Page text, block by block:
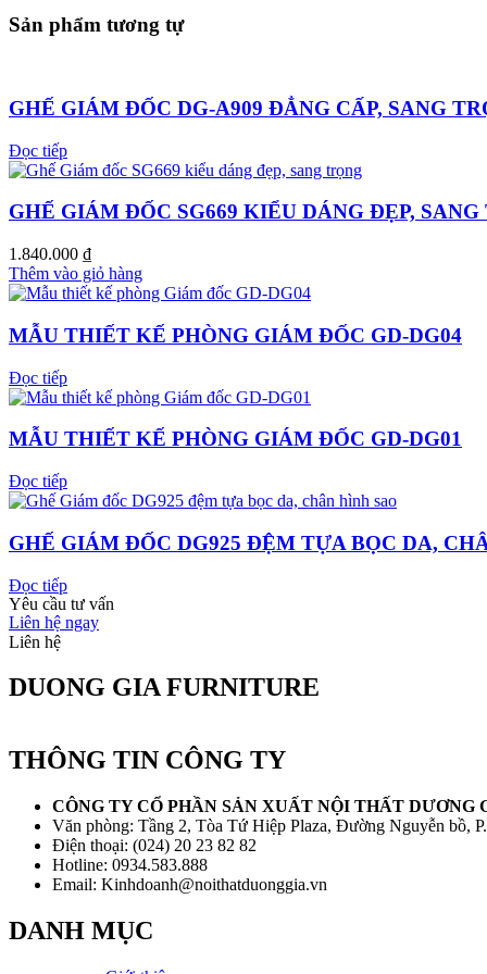
Sản phẩm tương tự
GHẾ GIÁM ĐỐC DG-A909 ĐẲNG CẤP, SANG
Đọc tiếp
GHẾ GIÁM ĐỐC SG669 KIỂU DÁNG ĐẸP, SANG
1.840.000 ₫
Thêm vào giỏ hàng
MẪU THIẾT KẾ PHÒNG GIÁM ĐỐC GD-DG04
Đọc tiếp
MẪU THIẾT KẾ PHÒNG GIÁM ĐỐC GD-DG01
Đọc tiếp
GHẾ GIÁM ĐỐC DG925 ĐỆM TỰA BỌC DA,
Đọc tiếp
Yêu cầu tư vấn
Liên hệ ngay
Liên hệ
DUONG GIA FURNITURE
THÔNG TIN CÔNG TY
CÔNG TY CỔ PHẦN SẢN XUẤT NỘI THẤT DƯƠNG
Văn phòng: Tầng 2, Tòa Tứ Hiệp Plaza, Đường Nguyễn bồ,
Điện thoại: (024) 20 23 82 82
Hotline: 0934.583.888
Email: Kinhdoanh@noithatduonggia.vn
DANH MỤC